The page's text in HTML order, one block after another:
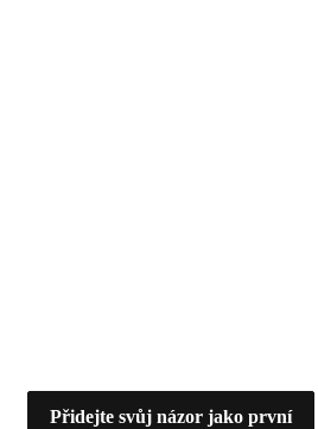
Přidejte svůj názor jako první